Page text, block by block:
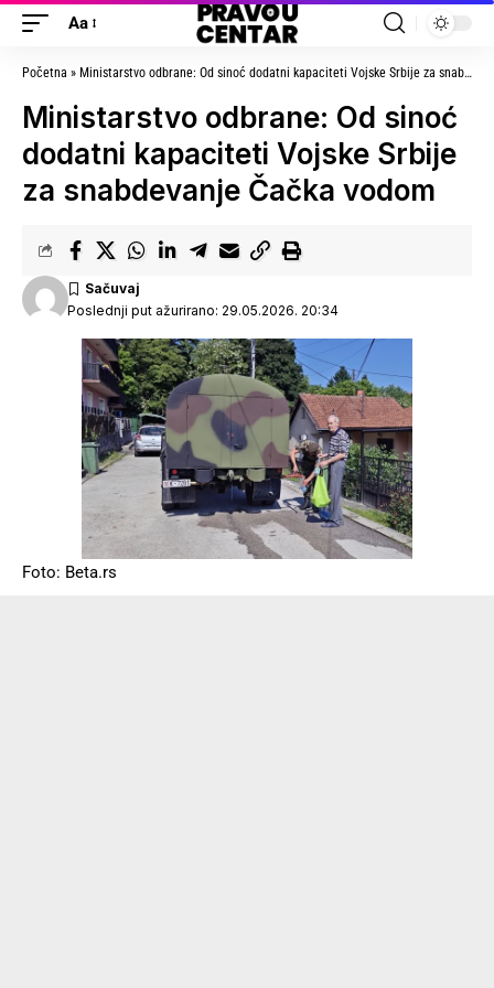
Aa
Početna » Ministarstvo odbrane: Od sinoć dodatni kapaciteti Vojske Srbije za snabdevanje Čačka vodom
Ministarstvo odbrane: Od sinoć
dodatni kapaciteti Vojske Srbije
za snabdevanje Čačka vodom
Poslednji put ažurirano: 29.05.2026. 20:34
Foto: Beta.rs